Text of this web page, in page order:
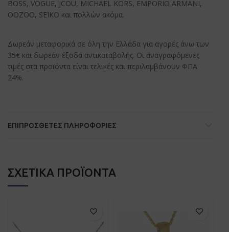
BOSS, VOGUE, JCOU, MICHAEL KORS, EMPORIO ARMANI,
OOZOO, SEIKO και πολλών ακόμα.
Δωρεάν μεταφορικά σε όλη την Ελλάδα για αγορές άνω των
35€ και δωρεάν έξοδα αντικαταβολής. Οι αναγραφόμενες
τιμές στα προϊόντα είναι τελικές και περιλαμβάνουν ΦΠΑ
24%.
ΕΠΙΠΡΌΣΘΕΤΕΣ ΠΛΗΡΟΦΟΡΊΕΣ
ΣΧΕΤΙΚΆ ΠΡΟΪΌΝΤΑ